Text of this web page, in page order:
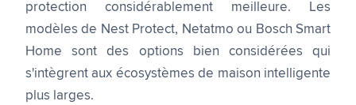
protection considérablement meilleure. Les
modèles de Nest Protect, Netatmo ou Bosch Smart
Home sont des options bien considérées qui
s'intègrent aux écosystèmes de maison intelligente
plus larges.